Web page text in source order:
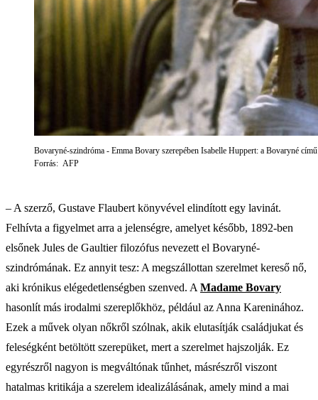
Bovaryné-szindróma - Emma Bovary szerepében Isabelle Huppert: a Bovaryné
Forrás: AFP
– A szerző, Gustave Flaubert könyvével elindított egy lavinát.
Felhívta a figyelmet arra a jelenségre, amelyet később, 1892-ben
elsőnek Jules de Gaultier filozófus nevezett el Bovaryné-
szindrómának. Ez annyit tesz: A megszállottan szerelmet kereső nő,
aki krónikus elégedetlenségben szenved. A Madame Bovary
hasonlít más irodalmi szereplőkhöz, például az Anna Kareninához.
Ezek a művek olyan nőkről szólnak, akik elutasítják családjukat és
feleségként betöltött szerepüket, mert a szerelmet hajszolják. Ez
egyrészről nagyon is megváltónak tűnhet, másrészről viszont
hatalmas kritikája a szerelem idealizálásának, amely mind a mai